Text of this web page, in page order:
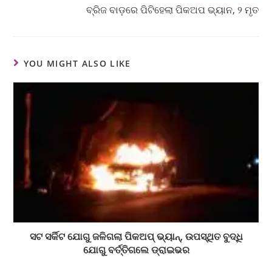
ବ୍ରିଜ ବାଡ଼ରେ ପିଟିହେଲା ପିକଅପ ଭ୍ୟାନ, ୨ ମୃତ
YOU MIGHT ALSO LIKE
ସଟ ସର୍କିଟ ଯୋଗୁ ଜଳିଗଲା ପିକଅପ୍ ଭ୍ୟାନ୍, ଉପସ୍ଥିତ ବୁଦ୍ଧି
ଯୋଗୁ ବର୍ତ୍ତିଗଲେ ଡ୍ରାଇଭର